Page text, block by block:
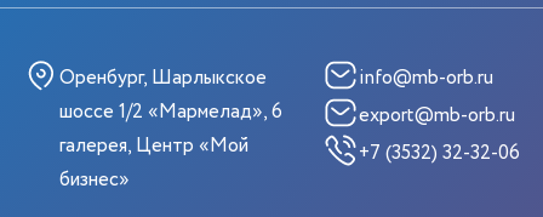
Оренбург, Шарлыкское
шоссе 1/2 «Мармелад», 6
галерея, Центр «Мой
бизнес»
info@mb-orb.ru
export@mb-orb.ru
+7 (3532) 32-32-06